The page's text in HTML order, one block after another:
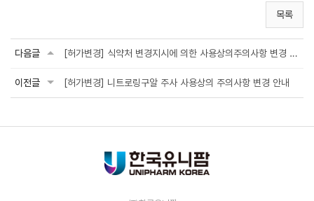
목록
다음글 [허가변경] 식약처 변경지시에 의한 사용상의주의사항 변경 안내 (허리케인 스프레이, 허리...
이전글 [허가변경] 니트로링구알 주사 사용상의 주의사항 변경 안내